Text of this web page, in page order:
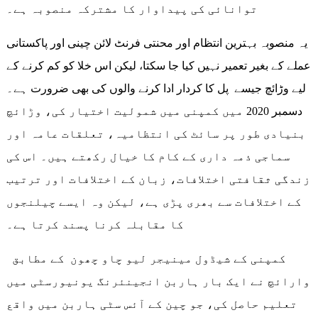
توانائی کی پیداوار کا مشترکہ منصوبہ ہے۔
یہ منصوبہ بہترین انتظام اور محنتی فرنٹ لائن چینی اور پاکستانی
عملے کے بغیر تعمیر نہیں کیا جا سکتا، لیکن اس خلا کو کم کرنے کے
لیے وڑائچ جیسے پل کا کردار ادا کرنے والوں کی بھی ضرورت ہے۔
دسمبر 2020 میں کمپنی میں شمولیت اختیار کی، وڑائچ
بنیادی طور پر سائٹ کی انتظامیہ، تعلقات عامہ اور
سماجی ذمہ داری کے کام کا خیال رکھتے ہیں۔ اس کی
زندگی ثقافتی اختلافات، زبان کے اختلافات اور ترتیب
کے اختلافات سے بھری پڑی ہے، لیکن وہ ایسے چیلنجوں
کا مقابلہ کرنا پسند کرتا ہے۔
کمپنی کے شیڈول مینیجر لیو چاو چھون کے مطابق
وارائچ نے ایک بار ہاربن انجینئرنگ یونیورسٹی میں
تعلیم حاصل کی، جو چین کے آئس سٹی ہاربن میں واقع